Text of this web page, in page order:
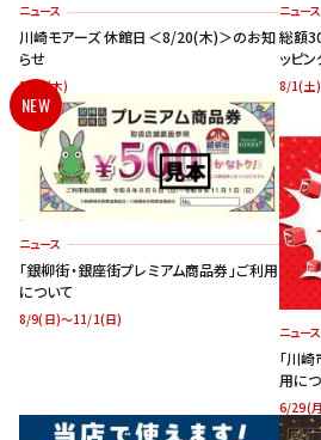
ニュース
川崎モアーズ 休館日＜8/20(木)＞のお知
らせ
8/20(木)
ニュース
総額
ッピン
8/1(土
NEW
ニュース
「銀柳街・銀座街プレミアム商品券」ご利用
について
8/9(日)～11/1(日)
ニュース
「川
用に
6/29(